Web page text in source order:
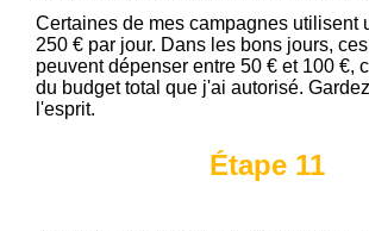
Certaines de mes campagnes utilisent
250 € par jour. Dans les bons jours,
peuvent dépenser entre 50 € et 100 €,
du budget total que j'ai autorisé.
l'esprit.
Étape 11